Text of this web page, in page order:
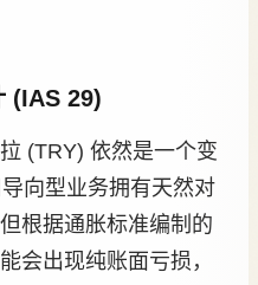
(IAS 29)
(TRY) 依然是一个变
向型业务拥有天然对
根据通胀标准编制的
会出现纯账面亏损，